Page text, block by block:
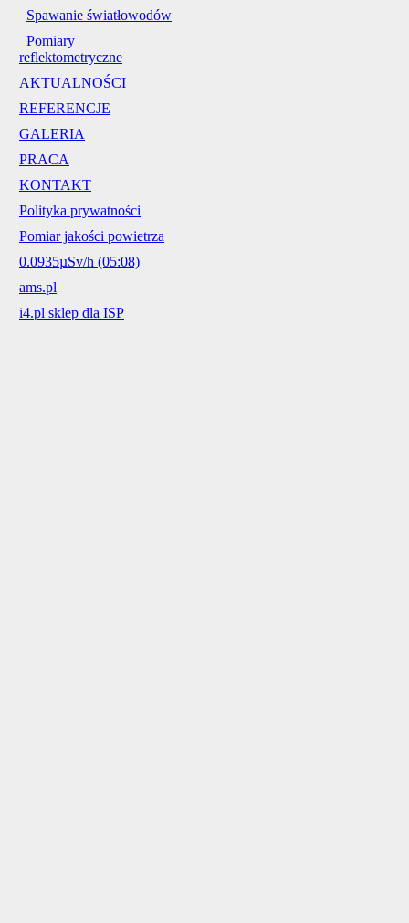
Spawanie światłowodów
Pomiary
reflektometryczne
AKTUALNOŚCI
REFERENCJE
GALERIA
PRACA
KONTAKT
Polityka prywatności
Pomiar jakości powietrza
0.0935µSv/h (05:08)
ams.pl
i4.pl sklep dla ISP